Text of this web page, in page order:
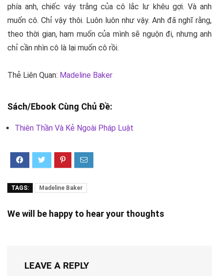
phía anh, chiếc váy trắng của cô lắc lư khêu gợi. Và anh
muốn cô. Chỉ vậy thôi. Luôn luôn như vậy. Anh đã nghĩ rằng,
theo thời gian, ham muốn của mình sẽ nguộn đi, nhưng anh
chỉ cần nhìn cô là lại muốn cô rồi.
Thẻ Liên Quan: Madeline Baker
Sách/Ebook Cùng Chủ Đề:
Thiên Thần Và Kẻ Ngoài Pháp Luật
TAGS: Madeline Baker
We will be happy to hear your thoughts
LEAVE A REPLY